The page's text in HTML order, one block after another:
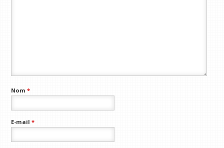
Nom*
E-mail*